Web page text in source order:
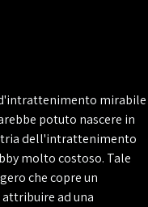
mirabile
potuto nascere in
dell'intrattenimento
molto costoso. Tale
che copre un
ad una